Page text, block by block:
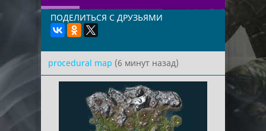
ПОДЕЛИТЬСЯ С ДРУЗЬЯМИ
procedural map (6 минут назад)